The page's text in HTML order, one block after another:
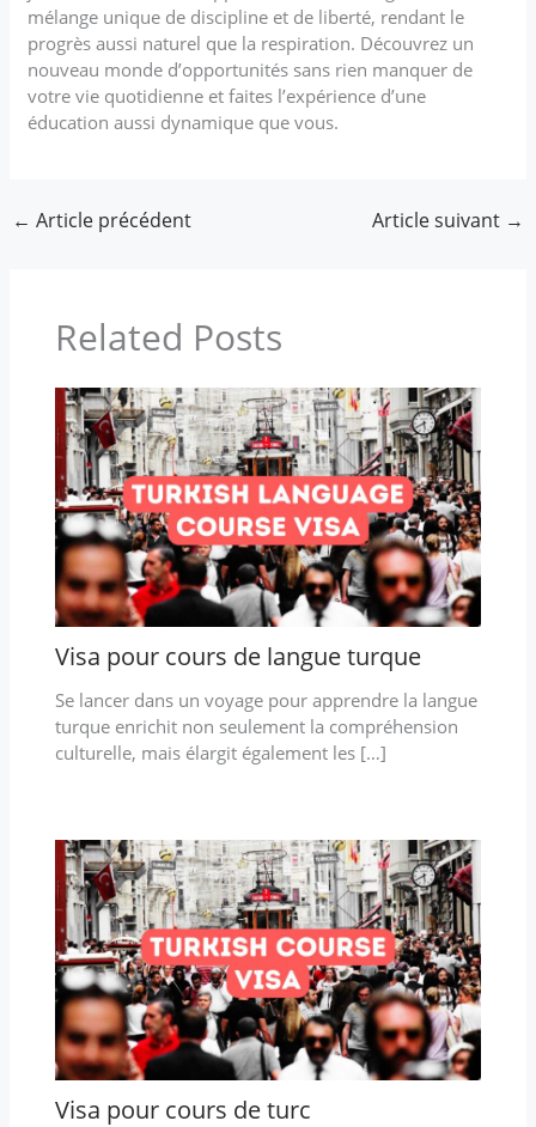
mélange unique de discipline et de liberté, rendant le
progrès aussi naturel que la respiration. Découvrez un
nouveau monde d’opportunités sans rien manquer de
votre vie quotidienne et faites l’expérience d’une
éducation aussi dynamique que vous.
← Article précédent Article suivant →
Related Posts
Visa pour cours de langue turque
Se lancer dans un voyage pour apprendre la langue
turque enrichit non seulement la compréhension
culturelle, mais élargit également les […]
Visa pour cours de turc